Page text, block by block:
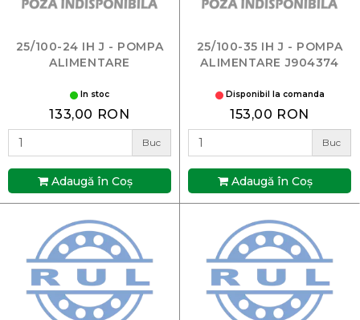
25/100-24 IH J - POMPA
ALIMENTARE
In stoc
133,00 RON
Buc
Adaugă în Coş
25/100-35 IH J - POMPA
ALIMENTARE J904374
Disponibil la comanda
153,00 RON
Buc
Adaugă în Coş